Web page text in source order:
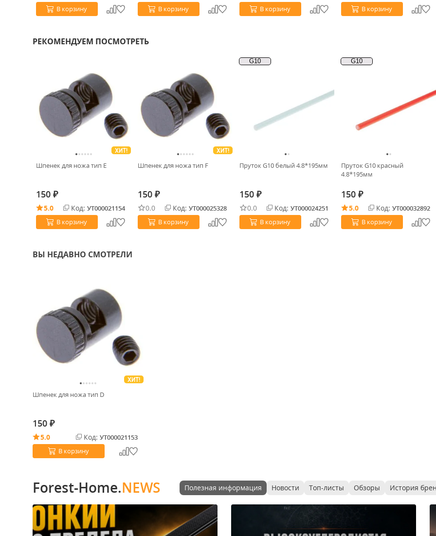
В корзину
В корзину
В корзину
В корзину
РЕКОМЕНДУЕМ ПОСМОТРЕТЬ
ХИТ!
Шпенек для ножа тип E
150 ₽
5.0 Код: УТ000021154
В корзину
ХИТ!
Шпенек для ножа тип F
150 ₽
0.0 Код: УТ000025328
В корзину
G10
Пруток G10 белый 4.8*195мм
150 ₽
0.0 Код: УТ000024251
В корзину
G10
Пруток G10 красный
4.8*195мм
150 ₽
5.0 Код: УТ000032892
В корзину
ВЫ НЕДАВНО СМОТРЕЛИ
ХИТ!
Шпенек для ножа тип D
150 ₽
5.0 Код: УТ000021153
В корзину
Forest-Home.NEWS Полезная информация Новости Топ-листы Обзоры История